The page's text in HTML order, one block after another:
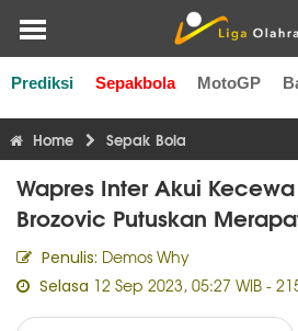
Prediksi Sepakbola MotoGP
Liga Inggris Liga Italia Liga
Home Sepak Bola
Wapres Inter Akui
Brozovic Putuskan
Penulis: Demos Why
Selasa 12 Sep 2023, 05:27 WIB -